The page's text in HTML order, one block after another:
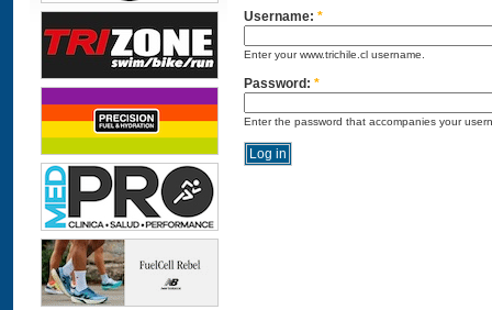
Username: *
Enter your www.trichile.cl username.
Password: *
Enter the password that accompanies your